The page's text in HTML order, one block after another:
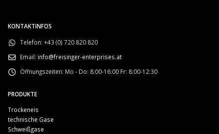
KONTAKTINFOS
Telefon: +43 (0) 720 820 820
Email: info@freisinger-enterprises.at
Öffnungszeiten: Mo - Do: 8:00-16:00 Fr: 8:00-12:30
PRODUKTE
Trockeneis
technische Gase
Schweißgase